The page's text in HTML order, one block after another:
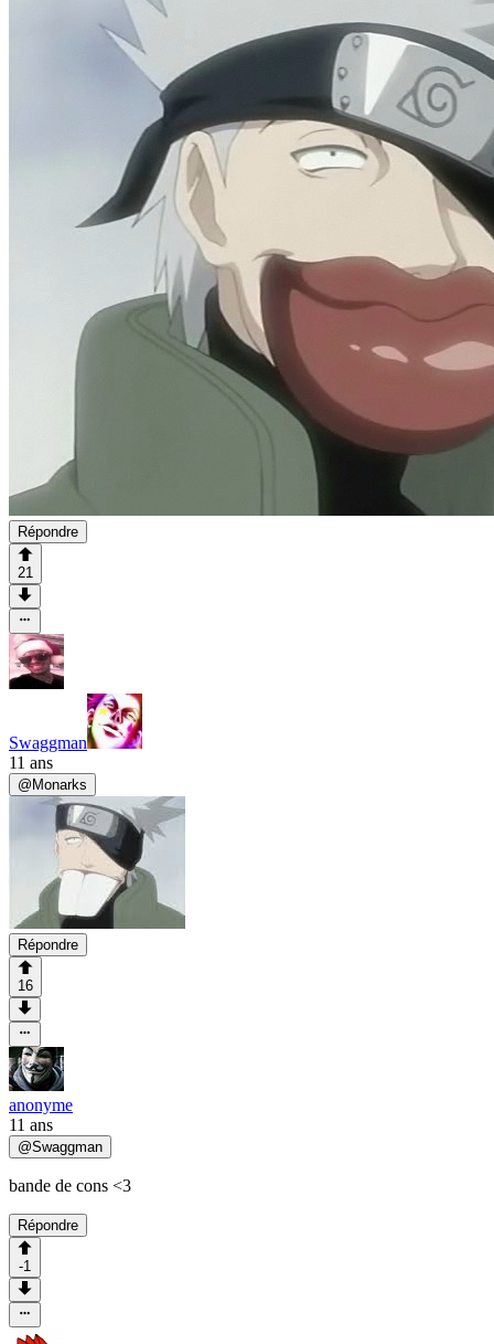
Répondre
21
Swaggman
11 ans
@Monarks
Répondre
16
anonyme
11 ans
@Swaggman
bande de cons <3
Répondre
-1